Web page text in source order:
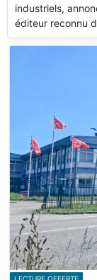
industriels,
éditeur reconnu